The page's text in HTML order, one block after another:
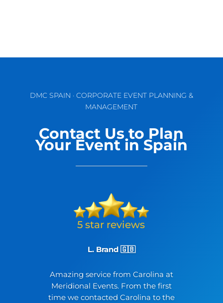
DMC SPAIN · CORPORATE EVENT PLANNING &
MANAGEMENT
Contact Us to Plan
Your Event in Spain
L. Brand 🇬🇧
Amazing service from Carolina at
Meridional Events. From the first
time we contacted Carolina to the